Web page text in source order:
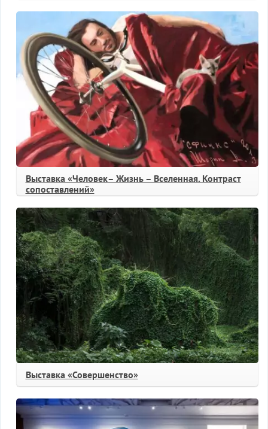
Выставка «Человек– Жизнь – Вселенная. Контраст
сопоставлений»
Выставка «Совершенство»